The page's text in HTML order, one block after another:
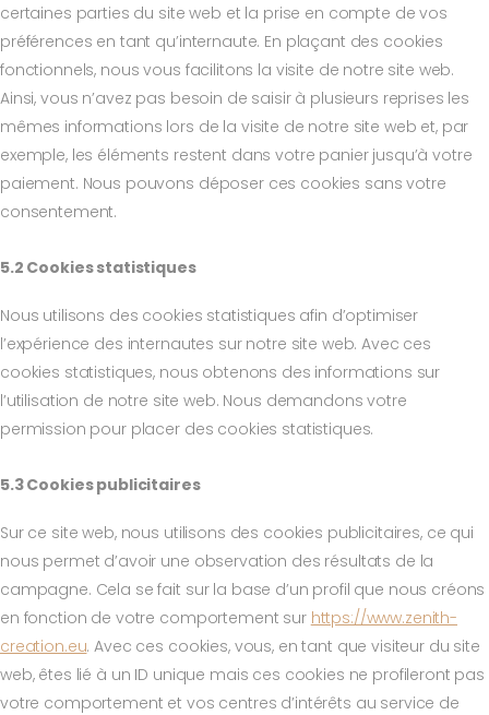
certaines parties du site web et la prise en compte de vos
préférences en tant qu’internaute. En plaçant des cookies
fonctionnels, nous vous facilitons la visite de notre site web.
Ainsi, vous n’avez pas besoin de saisir à plusieurs reprises les
mêmes informations lors de la visite de notre site web et, par
exemple, les éléments restent dans votre panier jusqu’à votre
paiement. Nous pouvons déposer ces cookies sans votre
consentement.
5.2 Cookies statistiques
Nous utilisons des cookies statistiques afin d’optimiser
l’expérience des internautes sur notre site web. Avec ces
cookies statistiques, nous obtenons des informations sur
l’utilisation de notre site web. Nous demandons votre
permission pour placer des cookies statistiques.
5.3 Cookies publicitaires
Sur ce site web, nous utilisons des cookies publicitaires, ce qui
nous permet d’avoir une observation des résultats de la
campagne. Cela se fait sur la base d’un profil que nous créons
en fonction de votre comportement sur https://www.zenith-
creation.eu. Avec ces cookies, vous, en tant que visiteur du site
web, êtes lié à un ID unique mais ces cookies ne profileront pas
votre comportement et vos centres d’intérêts au service de